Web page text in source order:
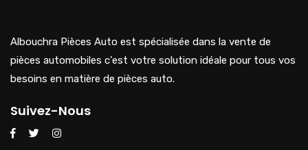
Albouchra Pièces Auto est spécialisée dans la vente de
pièces automobiles c'est votre solution idéale pour tous vos
besoins en matière de pièces auto.
Suivez-Nous